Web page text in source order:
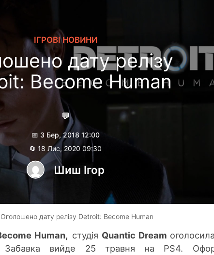
ІГРОВІ НОВИНИ
дату релізу
Become Human
💬
📅 3 Бер, 2018 12:00
🔄 18 Лис, 2020 09:30
Шиш Ігор
дату релізу Detroit: Become Human
Human, cтудія Quantic Dream
Забавка вийде 25 травня на PS4.